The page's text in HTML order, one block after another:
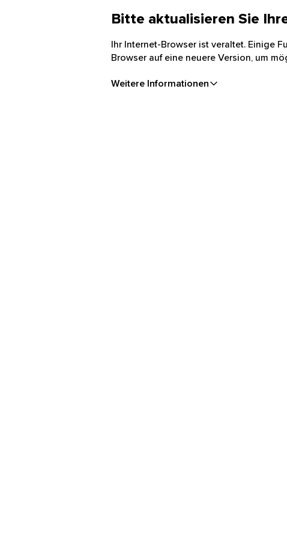
Bitte aktualisieren Sie
Ihr Internet-Browser ist veraltet. Einige
Browser auf eine neuere Version, um
Weitere Informationen